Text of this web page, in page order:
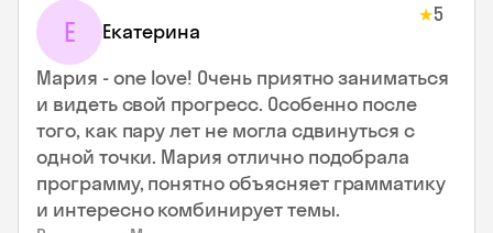
Е Екатерина
★5
Мария - one love! Очень приятно заниматься
и видеть свой прогресс. Особенно после
того, как пару лет не могла сдвинуться с
одной точки. Мария отлично подобрала
программу, понятно объясняет грамматику
и интересно комбинирует темы.